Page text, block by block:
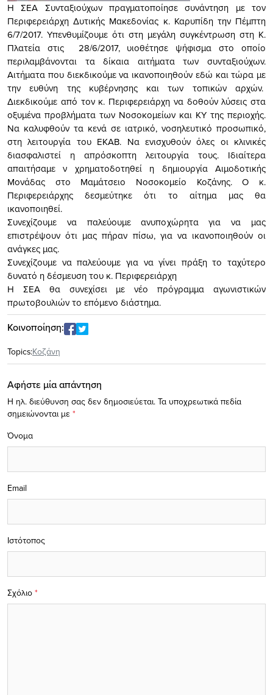
Η ΣΕΑ Συνταξιούχων πραγματοποίησε συνάντηση με τον
Περιφερειάρχη Δυτικής Μακεδονίας κ. Καρυπίδη την Πέμπτη
6/7/2017. Υπενθυμίζουμε ότι στη μεγάλη συγκέντρωση στη Κ.
Πλατεία στις 28/6/2017, υιοθέτησε ψήφισμα στο οποίο
περιλαμβάνονται τα δίκαια αιτήματα των συνταξιούχων.
Αιτήματα που διεκδικούμε να ικανοποιηθούν εδώ και τώρα με
την ευθύνη της κυβέρνησης και των τοπικών αρχών.
Διεκδικούμε από τον κ. Περιφερειάρχη να δοθούν λύσεις στα
οξυμένα προβλήματα των Νοσοκομείων και ΚΥ της περιοχής.
Να καλυφθούν τα κενά σε ιατρικό, νοσηλευτικό προσωπικό,
στη λειτουργία του ΕΚΑΒ. Να ενισχυθούν όλες οι κλινικές
διασφαλιστεί η απρόσκοπτη λειτουργία τους. Ιδιαίτερα
απαιτήσαμε ν χρηματοδοτηθεί η δημιουργία Αιμοδοτικής
Μονάδας στο Μαμάτσειο Νοσοκομείο Κοζάνης. Ο κ.
Περιφερειάρχης δεσμεύτηκε ότι το αίτημα μας θα
ικανοποιηθεί.
Συνεχίζουμε να παλεύουμε ανυποχώρητα για να μας
επιστρέψουν ότι μας πήραν πίσω, για να ικανοποιηθούν οι
ανάγκες μας.
Συνεχίζουμε να παλεύουμε για να γίνει πράξη το ταχύτερο
δυνατό η δέσμευση του κ. Περιφερειάρχη
Η ΣΕΑ θα συνεχίσει με νέο πρόγραμμα αγωνιστικών
πρωτοβουλιών το επόμενο διάστημα.
Κοινοποίηση:
Topics:Κοζάνη
Αφήστε μία απάντηση
Η ηλ. διεύθυνση σας δεν δημοσιεύεται. Τα υποχρεωτικά πεδία
σημειώνονται με *
Σχόλιο *
Όνομα
Email
Ιστότοπος